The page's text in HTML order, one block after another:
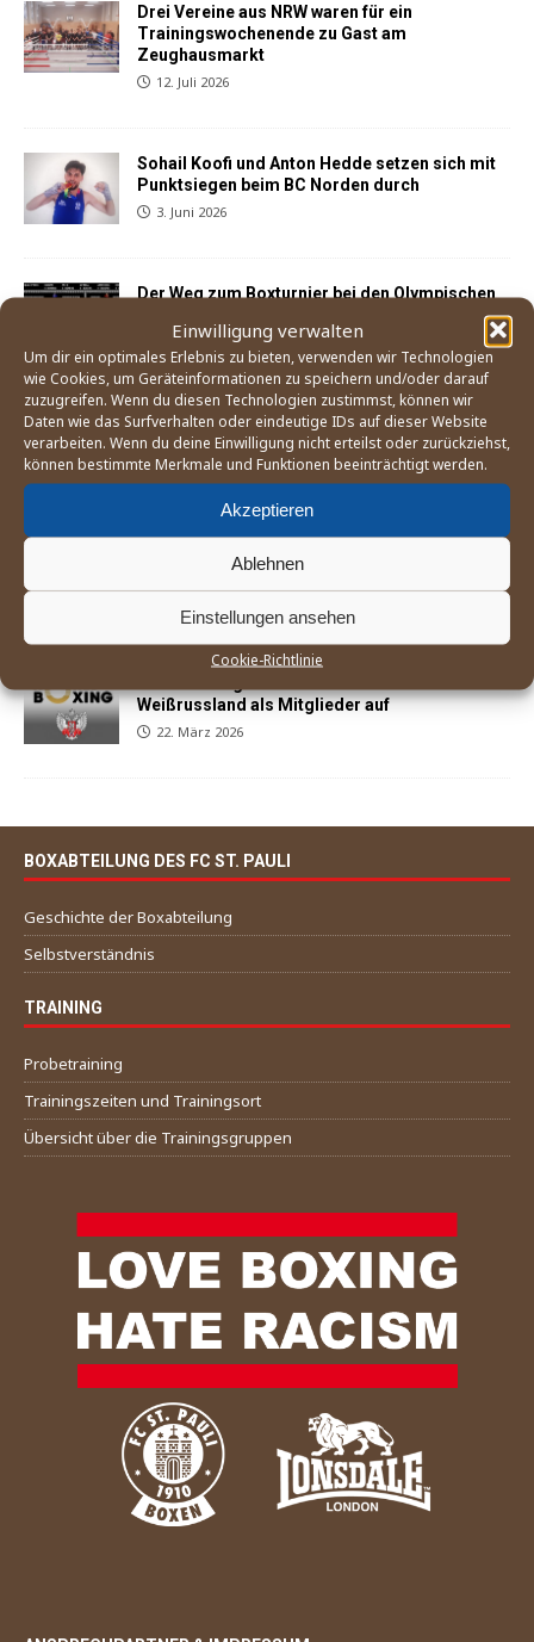
Einwilligung verwalten
Um dir ein optimales Erlebnis zu bieten, verwenden wir Technologien
wie Cookies, um Geräteinformationen zu speichern und/oder darauf
zuzugreifen. Wenn du diesen Technologien zustimmst, können wir
Daten wie das Surfverhalten oder eindeutige IDs auf dieser Website
verarbeiten. Wenn du deine Einwilligung nicht erteilst oder zurückziehst,
können bestimmte Merkmale und Funktionen beeinträchtigt werden.
Akzeptieren
Ablehnen
Einstellungen ansehen
Cookie-Richtlinie
Drei Vereine aus NRW waren für ein
Trainingswochenende zu Gast am
Zeughausmarkt
12. Juli 2026
Sohail Koofi und Anton Hedde setzen sich mit
Punktsiegen beim BC Norden durch
3. Juni 2026
Der Weg zum Boxturnier bei den Olympischen
21. Mai 2026
England Boxing betrachtet Mitgliedsverband
»East Midland« als gescheitert
25. April 2026
Sohail Koofi und Anton Hedde kehren mit
Siegen in Buxtehude auf den Kiez zurück
Weißrussland als Mitglieder auf
22. März 2026
BOXABTEILUNG DES FC ST. PAULI
Geschichte der Boxabteilung
Selbstverständnis
TRAINING
Probetraining
Trainingszeiten und Trainingsort
Übersicht über die Trainingsgruppen